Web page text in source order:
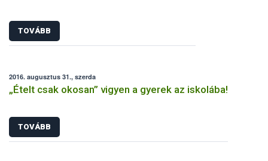
TOVÁBB
2016. augusztus 31., szerda
„Ételt csak okosan” vigyen a gyerek az iskolába!
TOVÁBB